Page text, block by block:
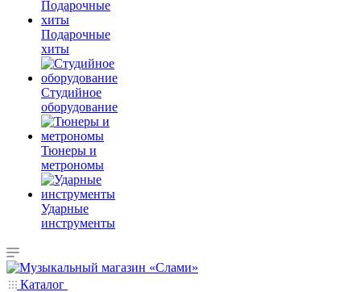
Подарочные
хиты
Студийное
оборудование
Тюнеры и
метрономы
Ударные
инструменты
Каталог